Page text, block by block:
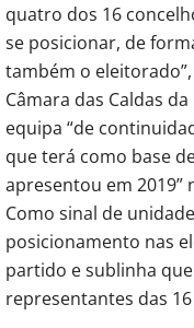
quatro dos 16
se posicionar, de
também o
Câmara das Caldas
equipa “de
que terá como base
apresentou em 2019”
Como sinal de
posicionamento nas
partido e sublinha
representantes das